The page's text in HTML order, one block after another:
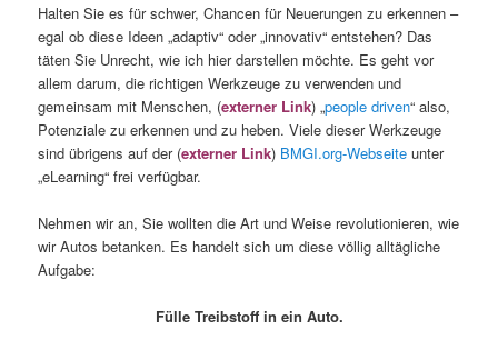
Halten Sie es für schwer, Chancen für Neuerungen zu erkennen –
egal ob diese Ideen „adaptiv“ oder „innovativ“ entstehen? Das
täten Sie Unrecht, wie ich hier darstellen möchte. Es geht vor
allem darum, die richtigen Werkzeuge zu verwenden und
gemeinsam mit Menschen, (externer Link) „people driven“ also,
Potenziale zu erkennen und zu heben. Viele dieser Werkzeuge
sind übrigens auf der (externer Link) BMGI.org-Webseite unter
„eLearning“ frei verfügbar.
Nehmen wir an, Sie wollten die Art und Weise revolutionieren, wie
wir Autos betanken. Es handelt sich um diese völlig alltägliche
Aufgabe:
Fülle Treibstoff in ein Auto.